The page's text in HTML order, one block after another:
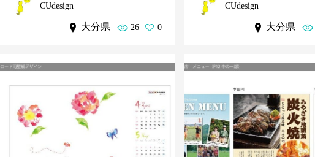
CUdesign
大分県 26 0
CUdesign
大分県